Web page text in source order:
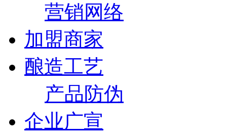
营销网络
加盟商家
酿造工艺
产品防伪
企业广宣